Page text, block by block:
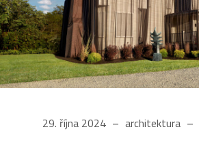
29. října 2024 architektura